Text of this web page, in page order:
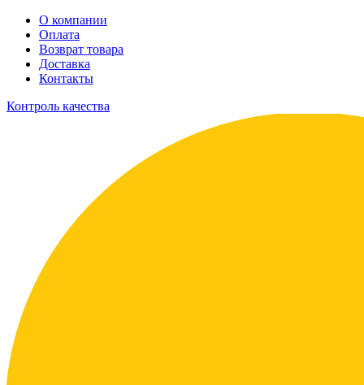
О компании
Оплата
Возврат товара
Доставка
Контакты
Контроль качества